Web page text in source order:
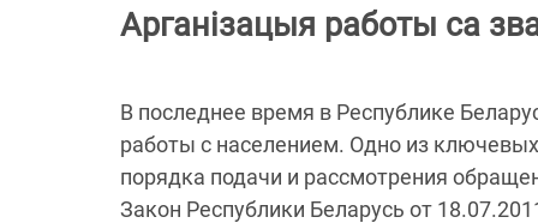
Арганізацыя работы са
В последнее время в Республике
работы с населением. Одно из
порядка подачи и рассмотрения
Закон Республики Беларусь от